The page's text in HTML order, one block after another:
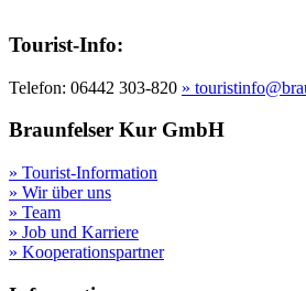
Tourist-Info:
Telefon: 06442 303-820 »
Braunfelser Kur GmbH
» Tourist-Information
» Wir über uns
» Team
» Job und Karriere
» Kooperationspartner